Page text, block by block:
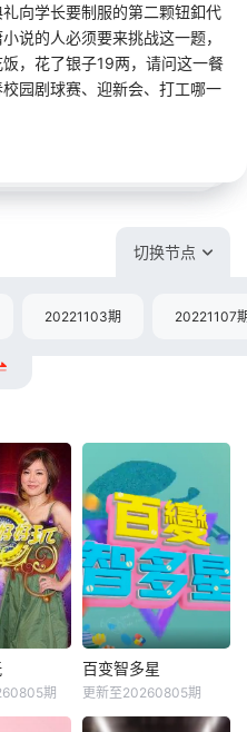
礼向学长要制服的第二颗钮釦代
说的人必须要来挑战这一题，
，花了银子19两，请问这一餐
园剧球赛、迎新会、打工哪一
切换节点
20221103期 20221107
期
百变智多星
更新至20260805期